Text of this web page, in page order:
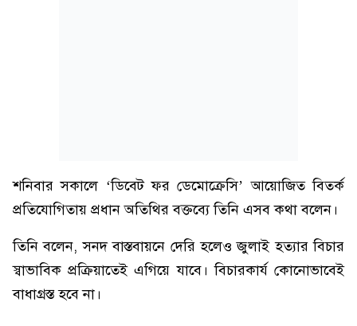
শনিবার সকালে ‘ডিবেট ফর ডেমোক্রেসি’ আয়োজিত বিতর্ক
প্রতিযোগিতায় প্রধান অতিথির বক্তব্যে তিনি এসব কথা বলেন।
তিনি বলেন, সনদ বাস্তবায়নে দেরি হলেও জুলাই হত্যার বিচার
স্বাভাবিক প্রক্রিয়াতেই এগিয়ে যাবে। বিচারকার্য কোনোভাবেই
বাধাগ্রস্ত হবে না।